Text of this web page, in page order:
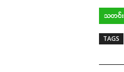
သတင်း
TAGS